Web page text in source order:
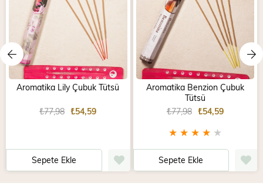
Aromatika Lily Çubuk Tütsü
₺54,59
₺77,98
Sepete Ekle
Aromatika Benzion Çubuk
Tütsü
★ ★ ★ ★ ★
₺54,59
₺77,98
Sepete Ekle